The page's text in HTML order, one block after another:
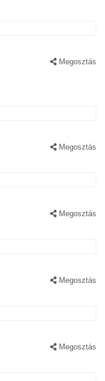
Megosztás
Megosztás
Megosztás
Megosztás
Megosztás